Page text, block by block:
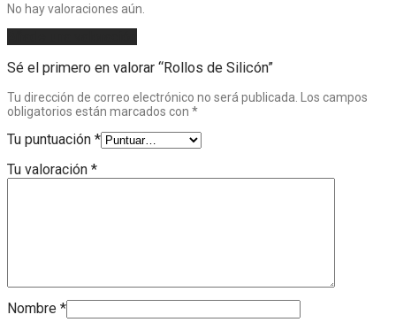
No hay valoraciones aún.
Sé el primero en valorar “Rollos de Silicón”
Tu dirección de correo electrónico no será publicada. Los campos
obligatorios están marcados con *
Tu puntuación *
Tu valoración *
Nombre *